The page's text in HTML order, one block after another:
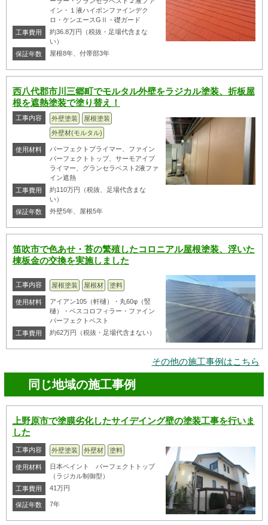
イン・１液ハイポンファインデク
ロ・ケンエースGⅡ・礎ガード
工事費用
約36.8万円（税抜・足場代含まな
い）
保証年数
屋根8年、付帯部3年
西八代郡市川三郷町でモルタル外壁をラジカル塗装、折板屋
根を遮熱塗装で塗り替え！
工事内容 外壁塗装
屋根塗装
外壁材(モルタル)
使用材料
パーフェクトプライマー、ファイン
パーフェクトトップ、サーモアイプ
ライマー、グランセラベスト2液ファ
イン遮熱
工事費用
約110万円（税抜、足場代含まな
い）
保証年数
外壁5年、屋根5年
笛吹市で色あせ・苔の繁殖したコロニアル屋根塗装、浮いた
棟板金の交換を実施しました
工事内容 屋根塗装 屋根材 塗料
使用材料
アイアン105（軒樋）・丸60φ（竪
樋）・ベスコロフィラー・ファイン
パーフェクトベスト
工事費用
約62万円（税抜・足場代含まない）
その他の施工事例はこちら
同じ地域の施工事例
上野原市で塗膜劣化したサイデイング壁の塗装工事を行いま
した
工事内容 外壁塗装 外壁材 塗料
使用材料
日本ペイント パーフェクトトップ
（ラジカル制御型）
工事費用
41万円
保証年数 7年